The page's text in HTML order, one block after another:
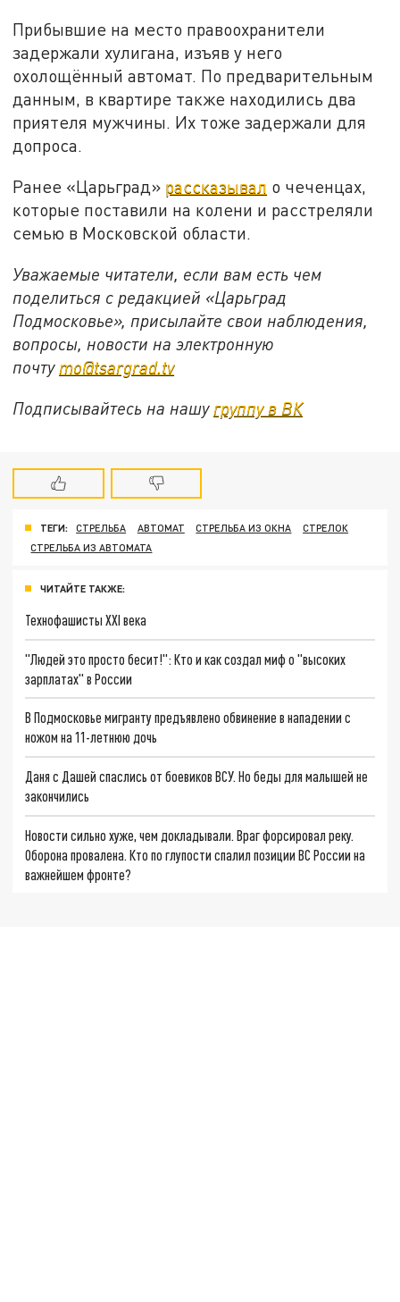
Прибывшие на место правоохранители
задержали хулигана, изъяв у него
охолощённый автомат. По предварительным
данным, в квартире также находились два
приятеля мужчины. Их тоже задержали для
допроса.
Ранее «Царьград» рассказывал о чеченцах,
которые поставили на колени и расстреляли
семью в Московской области.
Уважаемые читатели, если вам есть чем
поделиться с редакцией «Царьград
Подмосковье», присылайте свои наблюдения,
вопросы, новости на электронную
почту mo@tsargrad.tv
Подписывайтесь на нашу группу в ВК
ТЕГИ: СТРЕЛЬБА АВТОМАТ СТРЕЛЬБА ИЗ ОКНА
СТРЕЛОК
СТРЕЛЬБА ИЗ АВТОМАТА
ЧИТАЙТЕ ТАКЖЕ:
Технофашисты XXI века
"Людей это просто бесит!": Кто и как создал миф о "высоких
зарплатах" в России
В Подмосковье мигранту предъявлено обвинение в нападении с
ножом на 11-летнюю дочь
Даня с Дашей спаслись от боевиков ВСУ. Но беды для малышей не
закончились
Новости сильно хуже, чем докладывали. Враг форсировал реку.
Оборона провалена. Кто по глупости спалил позиции ВС России на
важнейшем фронте?